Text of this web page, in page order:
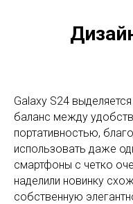
Galaxy S24
баланс между
портативностью,
использовать даже
смартфоны с четко
наделили новинку
собственную